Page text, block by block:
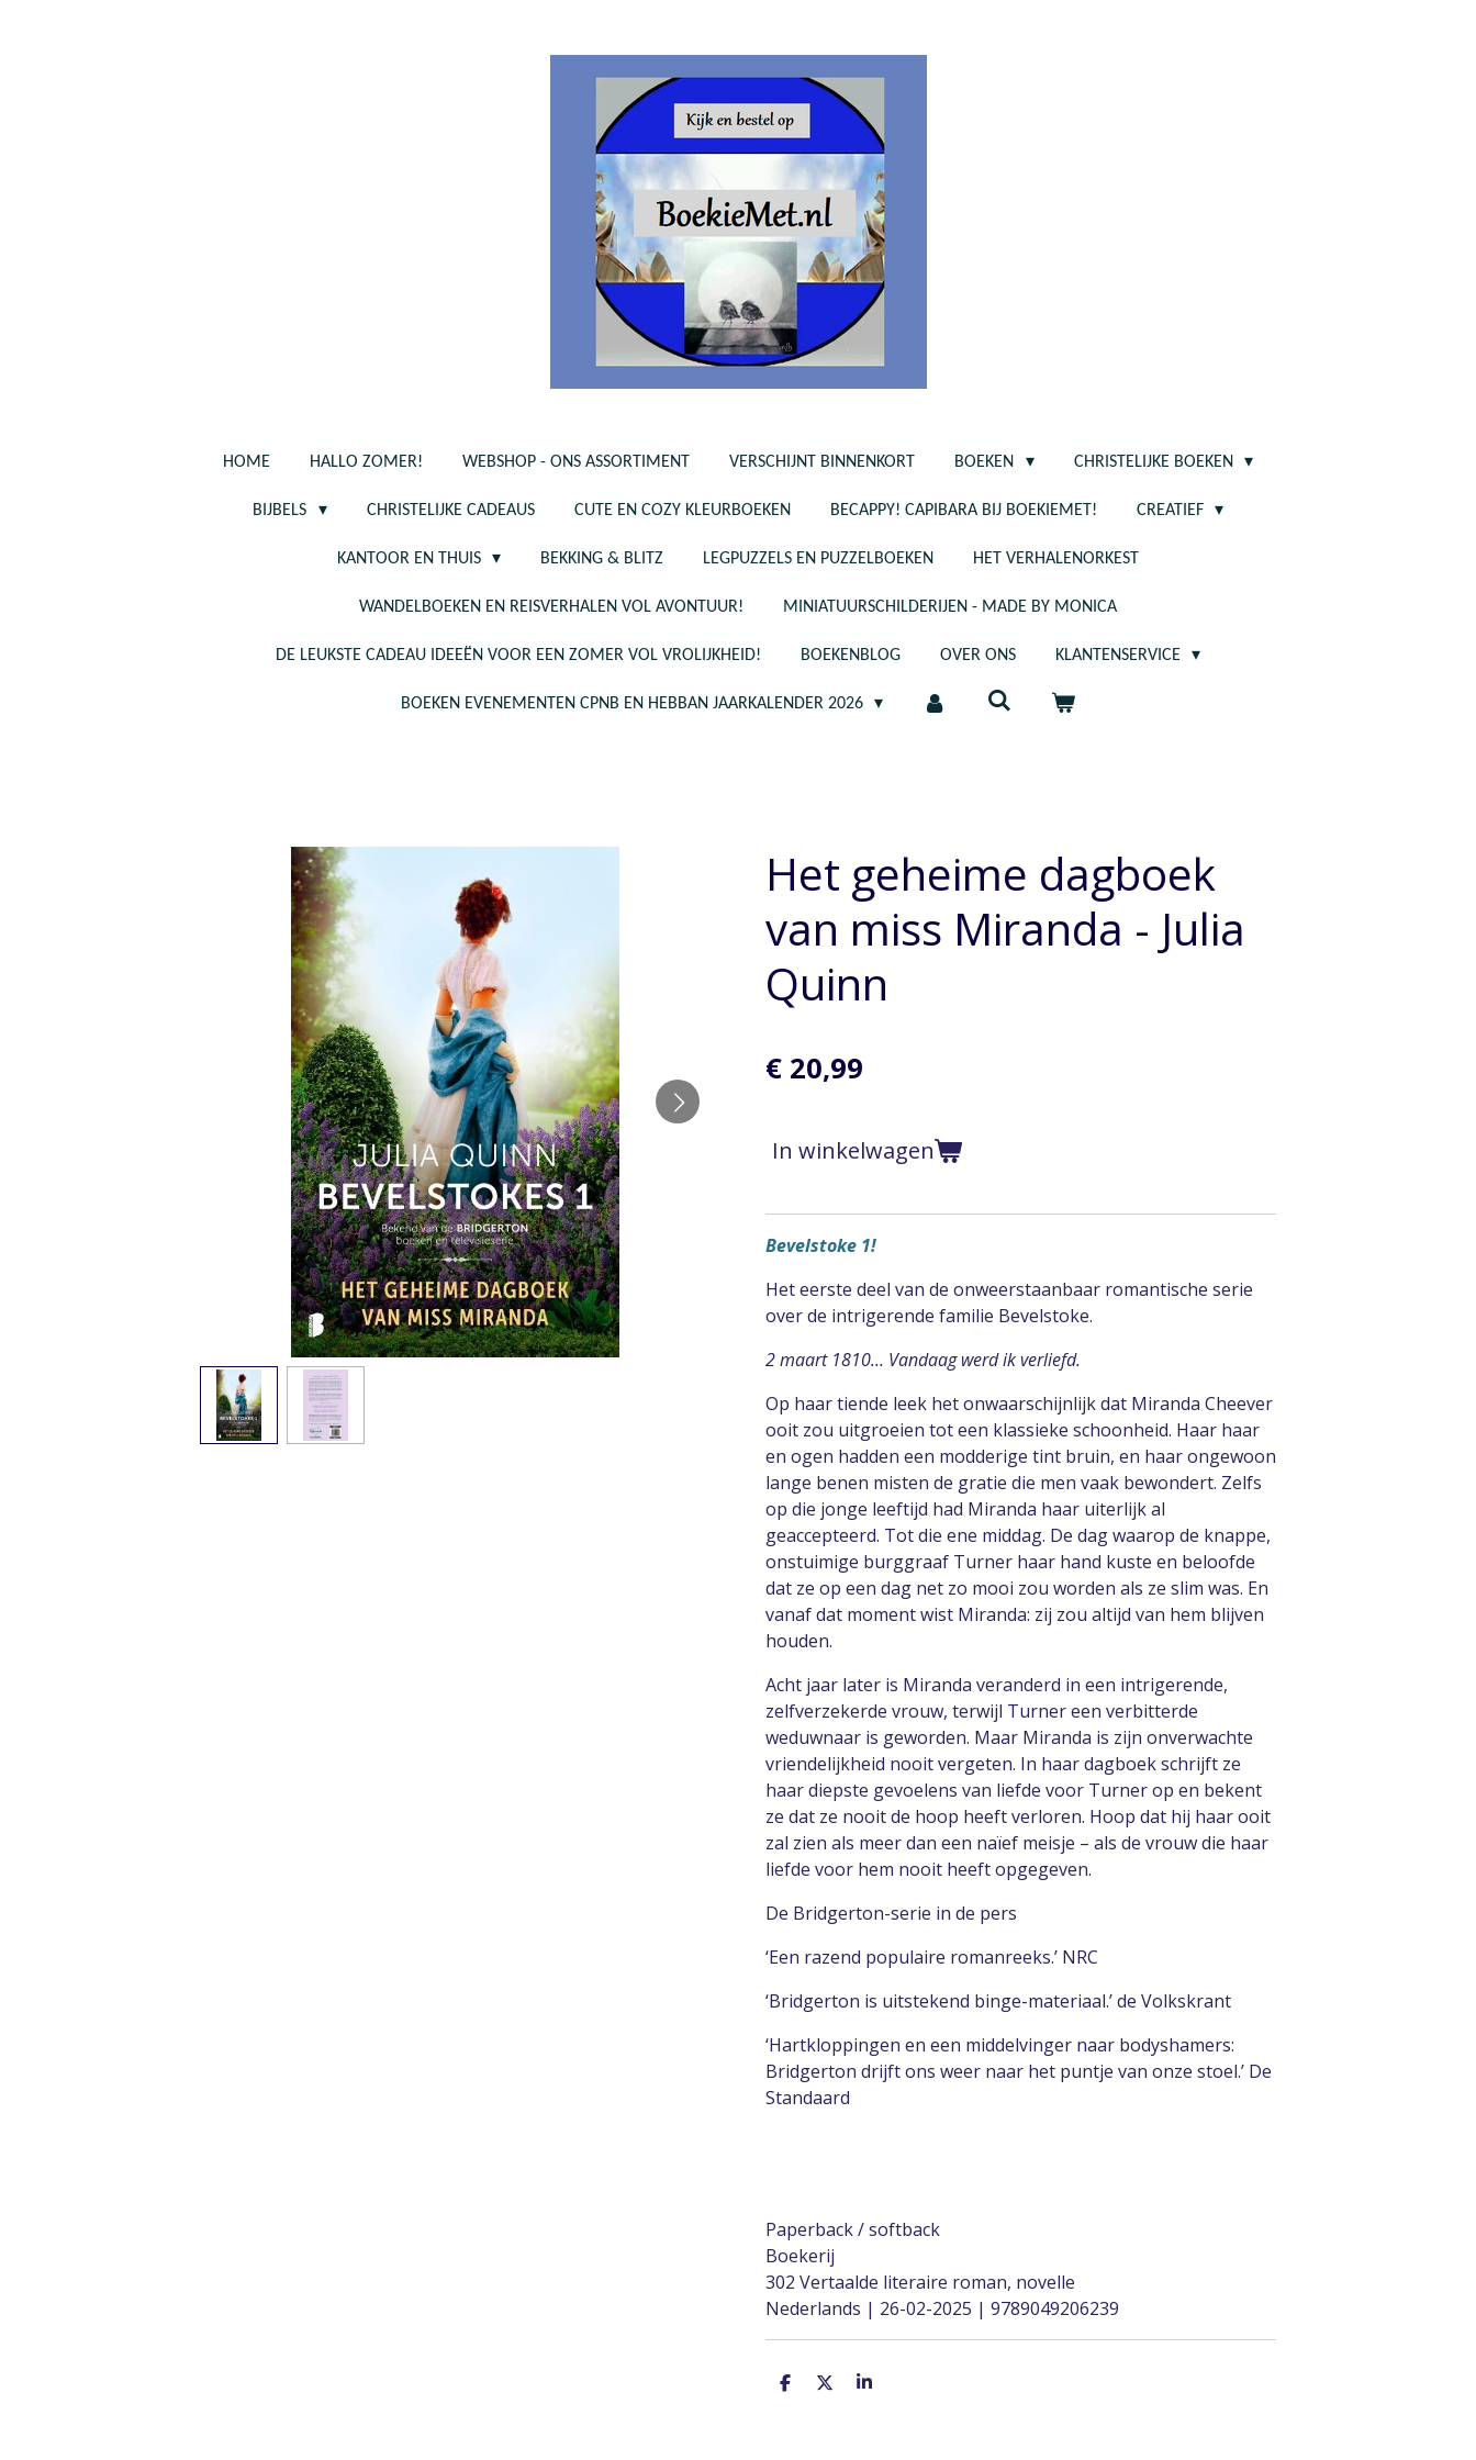
HOME HALLO ZOMER! WEBSHOP - ONS ASSORTIMENT VERSCHIJNT BINNENKORT BOEKEN CHRISTELIJKE BOEKEN
BIJBELS CHRISTELIJKE CADEAUS CUTE EN COZY KLEURBOEKEN BECAPPY! CAPIBARA BIJ BOEKIEMET! CREATIEF
KANTOOR EN THUIS BEKKING & BLITZ LEGPUZZELS EN PUZZELBOEKEN HET VERHALENORKEST
WANDELBOEKEN EN REISVERHALEN VOL AVONTUUR! MINIATUURSCHILDERIJEN - MADE BY MONICA
DE LEUKSTE CADEAU IDEEËN VOOR EEN ZOMER VOL VROLIJKHEID! BOEKENBLOG OVER ONS KLANTENSERVICE
BOEKEN EVENEMENTEN CPNB EN HEBBAN JAARKALENDER 2026
Het geheime dagboek
van miss Miranda - Julia
Quinn
€ 20,99
In winkelwagen
Bevelstoke 1!
Het eerste deel van de onweerstaanbaar romantische serie
over de intrigerende familie Bevelstoke.
2 maart 1810... Vandaag werd ik verliefd.
Op haar tiende leek het onwaarschijnlijk dat Miranda Cheever
ooit zou uitgroeien tot een klassieke schoonheid. Haar haar
en ogen hadden een modderige tint bruin, en haar ongewoon
lange benen misten de gratie die men vaak bewondert. Zelfs
op die jonge leeftijd had Miranda haar uiterlijk al
geaccepteerd. Tot die ene middag. De dag waarop de knappe,
onstuimige burggraaf Turner haar hand kuste en beloofde
dat ze op een dag net zo mooi zou worden als ze slim was. En
vanaf dat moment wist Miranda: zij zou altijd van hem blijven
houden.
Acht jaar later is Miranda veranderd in een intrigerende,
zelfverzekerde vrouw, terwijl Turner een verbitterde
weduwnaar is geworden. Maar Miranda is zijn onverwachte
vriendelijkheid nooit vergeten. In haar dagboek schrijft ze
haar diepste gevoelens van liefde voor Turner op en bekent
ze dat ze nooit de hoop heeft verloren. Hoop dat hij haar ooit
zal zien als meer dan een naïef meisje – als de vrouw die haar
liefde voor hem nooit heeft opgegeven.
De Bridgerton-serie in de pers
‘Een razend populaire romanreeks.’ NRC
‘Bridgerton is uitstekend binge-materiaal.’ de Volkskrant
‘Hartkloppingen en een middelvinger naar bodyshamers:
Bridgerton drijft ons weer naar het puntje van onze stoel.’ De
Standaard
Paperback / softback
Boekerij
302 Vertaalde literaire roman, novelle
Nederlands | 26-02-2025 | 9789049206239
D
D
S